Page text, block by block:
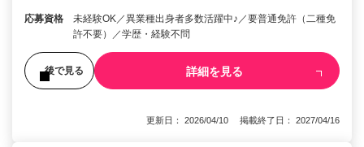
応募資格
未経験OK／異業種出身者多数活躍中♪／要普通免許（二種免
許不要）／学歴・経験不問
後で見る 詳細を見る
更新日： 2026/04/10 掲載終了日： 2027/04/16